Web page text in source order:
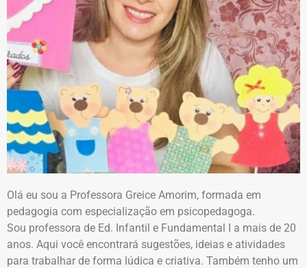
Olá eu sou a Professora Greice Amorim, formada em
pedagogia com especialização em psicopedagoga.
Sou professora de Ed. Infantil e Fundamental I a mais de 20
anos. Aqui você encontrará sugestões, ideias e atividades
para trabalhar de forma lúdica e criativa. Também tenho um